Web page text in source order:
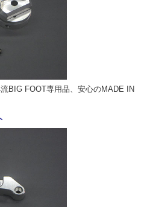
BIG FOOT専用品、安心のMADE IN